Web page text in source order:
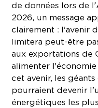
2026, un message
clairement : l'avenir
limitera peut-être
aux exportations de
alimenter
cet avenir, les
pourraient devenir
énergétiques les
ce jour.
COOKIE SETTINGS